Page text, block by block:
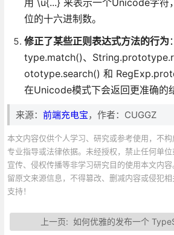
位的十六进制数。
修正了某些正则表达式方法的行为
type.match()、
ototype.search() 和
在Unicode模式下会返回更准确的
来源： 前端充电宝，作者：CUGGZ
本文内容仅供个人学习、研究或参考使用，不构
专业指导或法律依据。未经授权，禁止任何单
宣传、侵权传播等非学习研究目的使用本文内
留原文来源信息，不得篡改、删减内容或侵犯
支持！
上一页: 如何优雅的发布一个